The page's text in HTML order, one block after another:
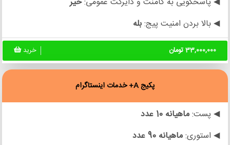
◀ بالا بردن امنیت پیج:بله
33,000,000 تومان خرید
پکیج A+ خدمات اینستاگرام
◀ پست:ماهیانه 10 عدد
◀ استوری:ماهیانه 90 عدد